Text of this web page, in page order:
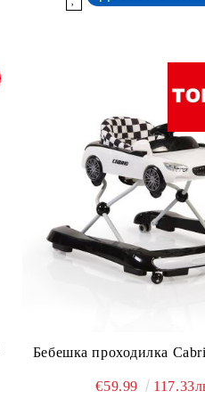
Бебешка проходилка
€59.99